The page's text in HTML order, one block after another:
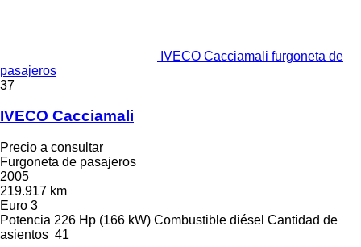
IVECO Cacciamali furgoneta de
pasajeros
37
IVECO Cacciamali
Precio a consultar
Furgoneta de pasajeros
2005
219.917 km
Euro 3
Potencia 226 Hp (166 kW) Combustible diésel Cantidad de
asientos 41